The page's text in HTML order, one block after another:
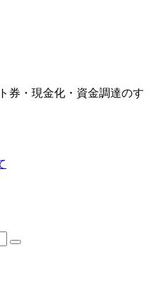
券・現金化・資金調達のす